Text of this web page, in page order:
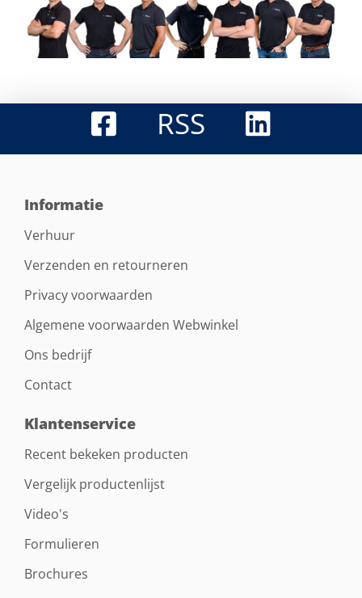
RSS
Informatie
Verhuur
Verzenden en retourneren
Privacy voorwaarden
Algemene voorwaarden Webwinkel
Ons bedrijf
Contact
Klantenservice
Recent bekeken producten
Vergelijk productenlijst
Video's
Formulieren
Brochures